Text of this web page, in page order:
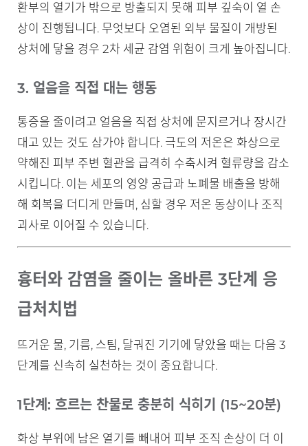
환부의 열기가 밖으로 방출되지 못해 피부 깊숙이 열 손
상이 진행됩니다. 무엇보다 오염된 외부 물질이 개방된
상처에 닿을 경우 2차 세균 감염 위험이 크게 높아집니다.
3. 얼음을 직접 대는 행동
통증을 줄이려고 얼음을 직접 상처에 문지르거나 장시간
대고 있는 것도 삼가야 합니다. 극도의 저온은 화상으로
약해진 피부 주변 혈관을 급격히 수축시켜 혈류량을 감소
시킵니다. 이는 세포의 영양 공급과 노폐물 배출을 방해
해 회복을 더디게 만들며, 심할 경우 저온 동상이나 조직
괴사로 이어질 수 있습니다.
흉터와 감염을 줄이는 올바른 3단계 응
급처치법
뜨거운 물, 기름, 스팀, 달궈진 기기에 닿았을 때는 다음 3
단계를 신속히 실천하는 것이 중요합니다.
1단계: 흐르는 찬물로 충분히 식히기 (15~20분)
화상 부위에 남은 열기를 빼내어 피부 조직 손상이 더 이